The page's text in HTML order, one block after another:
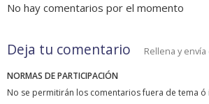
No hay comentarios por el momento
Deja tu comentario Rellena y
NORMAS DE PARTICIPACIÓN
No se permitirán los comentarios fuera de tema ó